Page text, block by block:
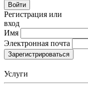
Войти
Регистрация или
вход
Имя
Электронная почта
Зарегистрироваться
Услуги